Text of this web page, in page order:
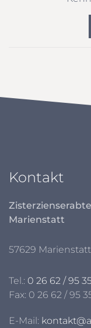
Kontakt
Marienstatt
57629 Marienstatt
Tel.: 0 26 62 / 95
Fax: 0 26 62 / 95 35
E-Mail: